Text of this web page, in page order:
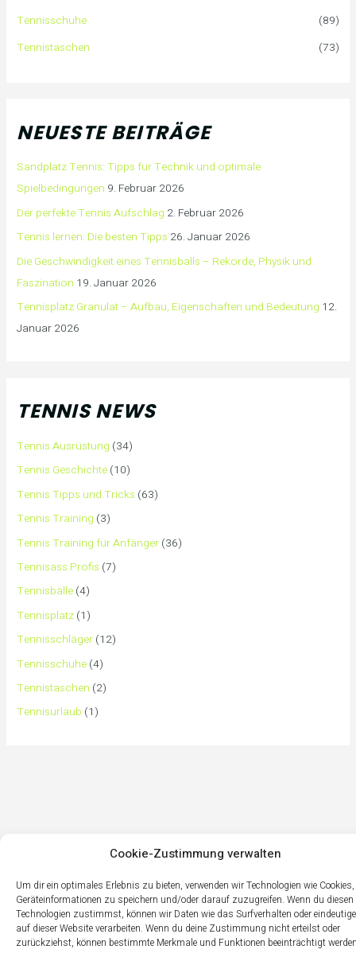
Cookie-Zustimmung verwalten
Um dir ein optimales Erlebnis zu bieten, verwenden wir Technologien wie
Geräteinformationen zu speichern und/oder darauf zuzugreifen. Wenn du diesen
Technologien zustimmst, können wir Daten wie das Surfverhalten oder
auf dieser Website verarbeiten. Wenn du deine Zustimmung nicht erteilst oder
zurückziehst, können bestimmte Merkmale und Funktionen beeinträchtigt
Tennisschuhe
(89)
Tennistaschen
(73)
NEUESTE BEITRÄGE
Sandplatz Tennis: Tipps für Technik und optimale
Spielbedingungen 9. Februar 2026
Der perfekte Tennis Aufschlag 2. Februar 2026
Tennis lernen: Die besten Tipps 26. Januar 2026
Die Geschwindigkeit eines Tennisballs – Rekorde, Physik und
Faszination 19. Januar 2026
Tennisplatz Granulat – Aufbau, Eigenschaften und Bedeutung 12.
Januar 2026
TENNIS NEWS
Tennis Ausrüstung (34)
Tennis Geschichte (10)
Tennis Tipps und Tricks (63)
Tennis Training (3)
Tennis Training für Anfänger (36)
Tennisass Profis (7)
Tennisbälle (4)
Tennisplatz (1)
Tennisschläger (12)
Tennisschuhe (4)
Tennistaschen (2)
Tennisurlaub (1)